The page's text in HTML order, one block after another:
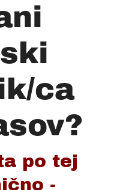
ca
po tej
-